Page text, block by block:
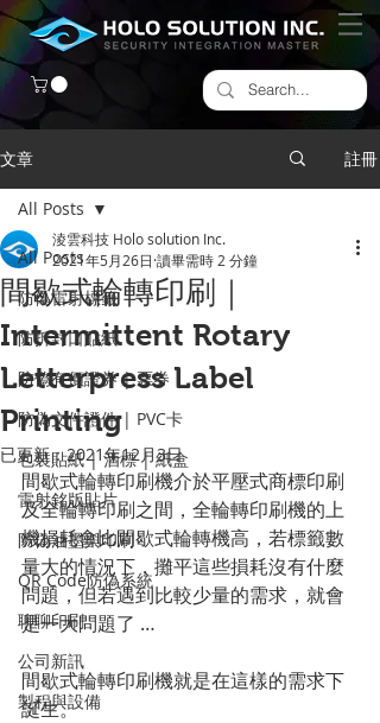
文章 註冊
All Posts
防偽雷射標籤
​防拆封口貼紙
防偽有價證券 | 票券
防偽文件證件 | PVC卡
包裝貼紙 | 酒標 | 紙盒
雷射銘版貼片
防偽油墨與印刷
QR Code防偽系統
聊聊印刷
公司新訊
製程與設備
All Posts
間歇式輪轉印刷｜
Intermittent Rotary
Letterpress Label
Printing
淩雲科技 Holo solution Inc.
2021年5月26日 讀畢需時 2 分鐘
已更新：2021年12月3日
間歇式輪轉印刷機介於平壓式商標印刷
及全輪轉印刷之間，全輪轉印刷機的上
機損耗會比間歇式輪轉機高，若標籤數
量大的情況下，攤平這些損耗沒有什麼
問題，但若遇到比較少量的需求，就會
是一大問題了 …
間歇式輪轉印刷機就是在這樣的需求下
誕生。